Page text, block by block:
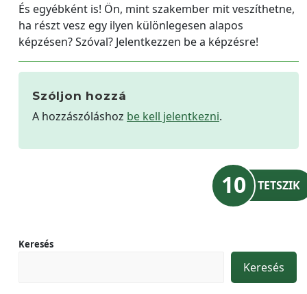
És egyébként is! Ön, mint szakember mit veszíthetne,
ha részt vesz egy ilyen különlegesen alapos
képzésen? Szóval? Jelentkezzen be a képzésre!
Szóljon hozzá
A hozzászóláshoz be kell jelentkezni.
10 TETSZIK
Keresés
Keresés